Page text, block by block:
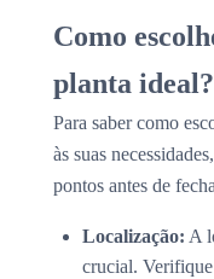
Como
planta ideal?
Para saber como
às suas
pontos antes de
Localização: A
crucial.